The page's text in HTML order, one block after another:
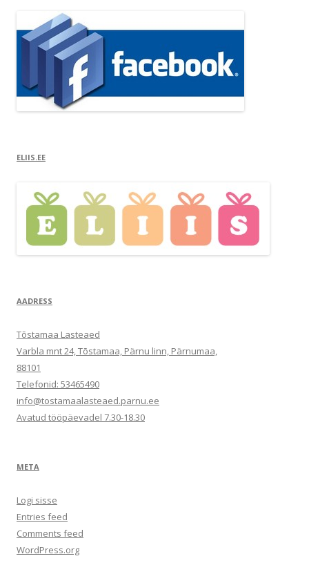
ELIIS.EE
AADRESS
Tõstamaa Lasteaed
Varbla mnt 24, Tõstamaa, Pärnu linn, Pärnumaa,
88101
Telefonid: 53465490
info@tostamaalasteaed.parnu.ee
Avatud tööpäevadel 7.30-18.30
META
Logi sisse
Entries feed
Comments feed
WordPress.org